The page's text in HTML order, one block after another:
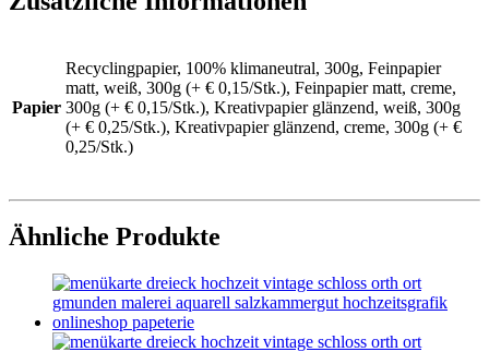
Papier
Recyclingpapier, 100% klimaneutral, 300g, Feinpapier
matt, weiß, 300g (+ € 0,15/Stk.), Feinpapier matt, creme,
300g (+ € 0,15/Stk.), Kreativpapier glänzend, weiß, 300g
(+ € 0,25/Stk.), Kreativpapier glänzend, creme, 300g (+ €
0,25/Stk.)
Ähnliche Produkte